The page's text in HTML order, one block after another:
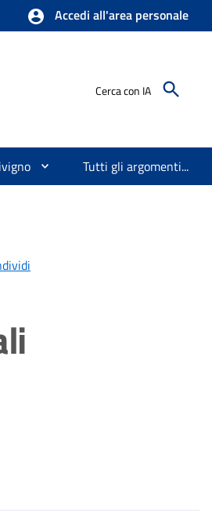
Accedi all'area personale
Cerca con IA
Tutti gli argomenti...